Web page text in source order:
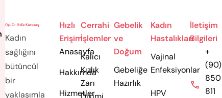
Kadın
sağlığını
bütüncül
bir
yaklaşımla
Hızlı
Erişim
Anasayfa
Hakkımda
Hizmetler
Cerrahi
İşlemler
Kalıcı
Kızlık
Zarı
Gebelik
ve
Doğum
Gebeliğe
Hazırlık
Kadın
Hastalıkları
Vajinal
Enfeksiyonlar
HPV
İletişim
Bilgileri
+
(90)
850
811